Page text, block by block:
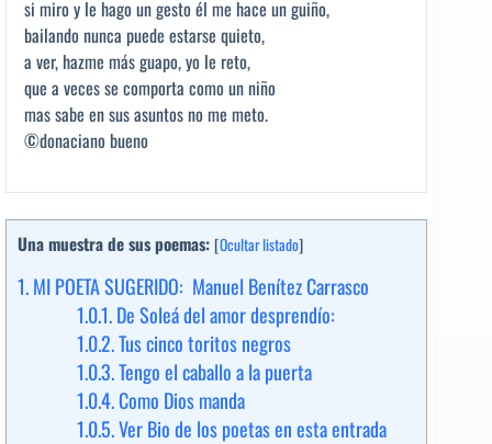
si miro y le hago un gesto él me hace un guiño,
bailando nunca puede estarse quieto,
a ver, hazme más guapo, yo le reto,
que a veces se comporta como un niño
mas sabe en sus asuntos no me meto.
©donaciano bueno
Una muestra de sus poemas: [Ocultar listado]
1.MI POETA SUGERIDO: Manuel Benítez Carrasco
1.0.1.De Soleá del amor desprendío:
1.0.2.Tus cinco toritos negros
1.0.3.Tengo el caballo a la puerta
1.0.4.Como Dios manda
1.0.5.Ver Bio de los poetas en esta entrada